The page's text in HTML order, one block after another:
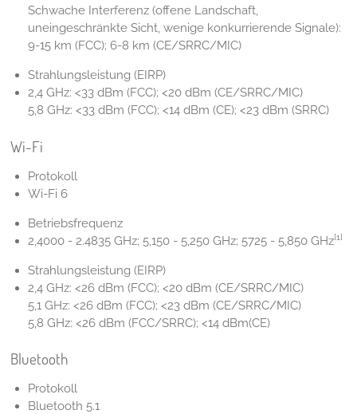
Schwache Interferenz (offene Landschaft,
uneingeschränkte Sicht, wenige konkurrierende Signale):
9-15 km (FCC); 6-8 km (CE/SRRC/MIC)
Strahlungsleistung (EIRP)
2,4 GHz: <33 dBm (FCC); <20 dBm (CE/SRRC/MIC)
5,8 GHz: <33 dBm (FCC); <14 dBm (CE); <23 dBm (SRRC)
Wi-Fi
Protokoll
Wi-Fi 6
Betriebsfrequenz
2,4000 - 2.4835 GHz; 5,150 - 5,250 GHz; 5725 - 5,850 GHz[1]
Strahlungsleistung (EIRP)
2,4 GHz: <26 dBm (FCC); <20 dBm (CE/SRRC/MIC)
5,1 GHz: <26 dBm (FCC); <23 dBm (CE/SRRC/MIC)
5,8 GHz: <26 dBm (FCC/SRRC); <14 dBm(CE)
Bluetooth
Protokoll
Bluetooth 5.1